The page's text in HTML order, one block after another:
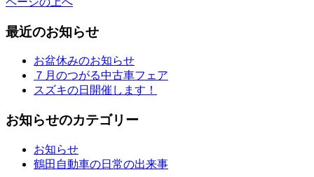
最近のお知らせ
お盆休みのお知らせ
７月のつがる中古車フェア
スズキの日開催します！
お知らせのカテゴリー
お知らせ
鶴田自動車の日常の出来事